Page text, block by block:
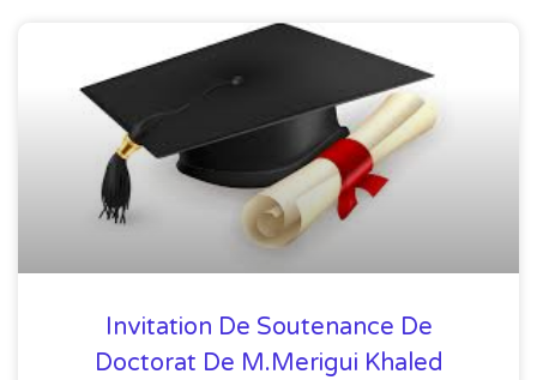
Invitation De Soutenance De
Doctorat De M.Merigui Khaled